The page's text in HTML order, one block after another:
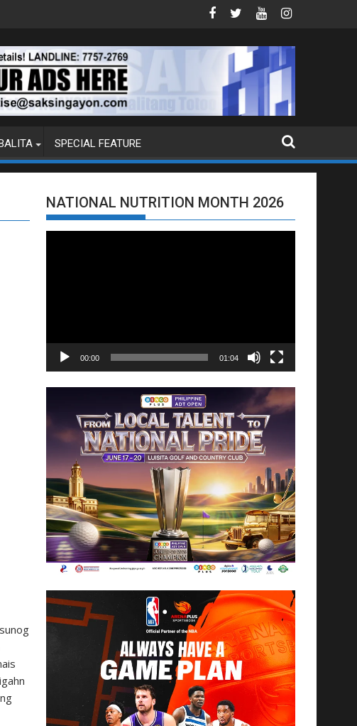
NA SA DOJ ANG EXTRADITION REQUEST NG U.S. LABAN KAY QUIBOLOY
MAHIGIT P21-M HALAGANG
SPECIAL FEATURE
NATIONAL NUTRITION MONTH 2026
00:00 01:04